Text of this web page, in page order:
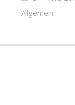
Allgemein